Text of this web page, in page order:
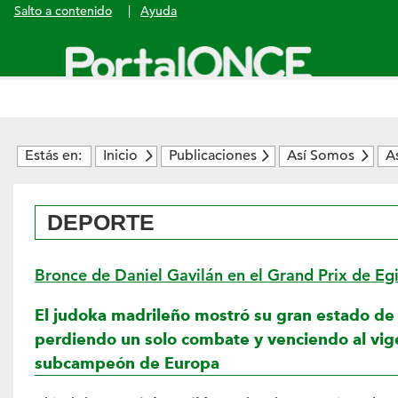
Salto a contenido | Ayuda
Estás en: Inicio Publicaciones Así Somos
DEPORTE
Bronce de Daniel Gavilán en el Grand Prix de
El judoka madrileño mostró su gran estado
perdiendo un solo combate y venciendo al
subcampeón de Europa